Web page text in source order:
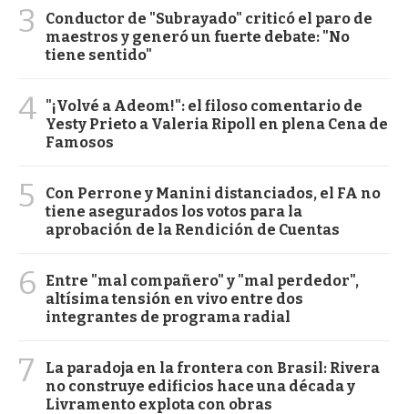
3
Conductor de "Subrayado" criticó el paro de
maestros y generó un fuerte debate: "No
tiene sentido"
4 "¡Volvé a Adeom!": el filoso comentario de
Yesty Prieto a Valeria Ripoll en plena Cena de
Famosos
5
Con Perrone y Manini distanciados, el FA no
tiene asegurados los votos para la
aprobación de la Rendición de Cuentas
6
Entre "mal compañero" y "mal perdedor",
altísima tensión en vivo entre dos
integrantes de programa radial
7
La paradoja en la frontera con Brasil: Rivera
no construye edificios hace una década y
Livramento explota con obras